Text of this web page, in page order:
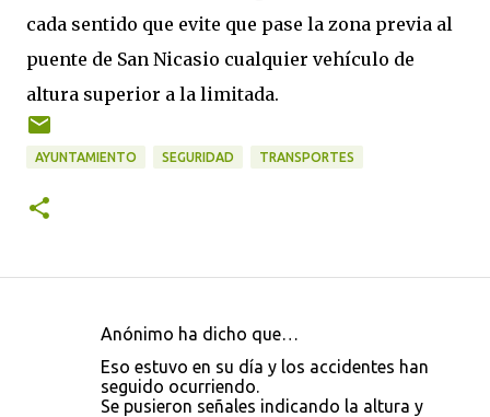
cada sentido que evite que pase la zona previa al
puente de San Nicasio cualquier vehículo de
altura superior a la limitada.
AYUNTAMIENTO SEGURIDAD TRANSPORTES
Anónimo ha dicho que…
Eso estuvo en su día y los accidentes han
seguido ocurriendo.
Se pusieron señales indicando la altura y